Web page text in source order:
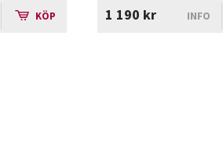
KÖP 1 190 kr INFO